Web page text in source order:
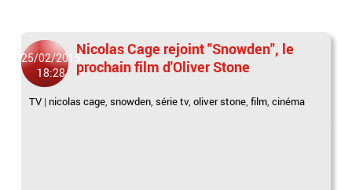
25/02/2015
18:28
Nicolas Cage rejoint "Snowden", le
prochain film d'Oliver Stone
TV | nicolas cage,snowden,série tv,oliver stone,film,cinéma